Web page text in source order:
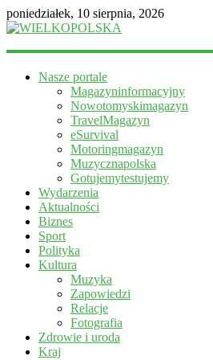
poniedziałek, 10 sierpnia, 2026
WIELKOPOLSKA
informacyjny
Nasze portale
Magazyninformacyjny
Nowotomyskimagazyn
TravelMagazyn
eSurvival
Motoringmagazyn
Muzycznapolska
Gotujemytestujemy
Wydarzenia
Aktualności
Biznes
Sport
Polityka
Kultura
Muzyka
Zapowiedzi
Relacje
Fotografia
Zdrowie i uroda
Kraj